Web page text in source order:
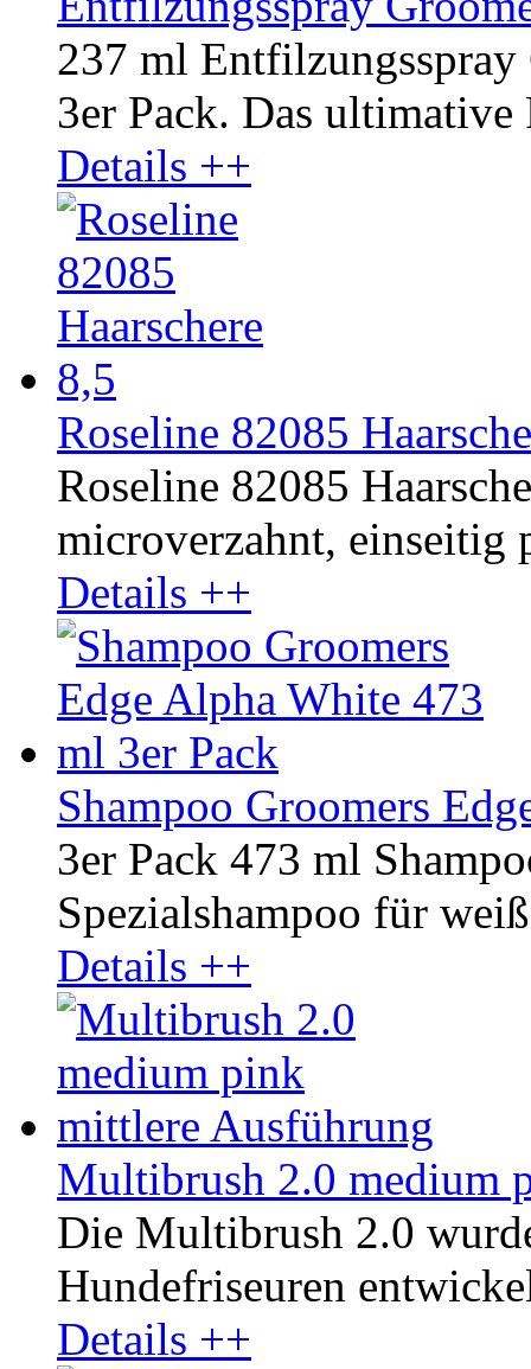
237 ml Entfilzungsspray
3er Pack. Das
Details ++
Roseline 82085
Roseline 82085
microverzahnt, einseitig
Details ++
Shampoo Groomers
3er Pack 473 ml
Spezialshampoo für
Details ++
Multibrush 2.0 medium
Die Multibrush 2.0
Hundefriseuren
Details ++